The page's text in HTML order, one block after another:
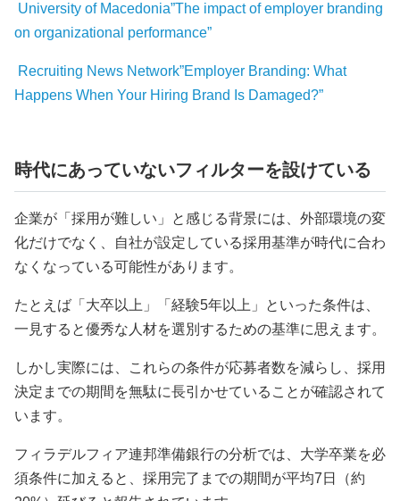
University of Macedonia”The impact of employer branding
on organizational performance”
Recruiting News Network”Employer Branding: What
Happens When Your Hiring Brand Is Damaged?”
時代にあっていないフィルターを設けている
企業が「採用が難しい」と感じる背景には、外部環境の変
化だけでなく、自社が設定している採用基準が時代に合わ
なくなっている可能性があります。
たとえば「大卒以上」「経験5年以上」といった条件は、
一見すると優秀な人材を選別するための基準に思えます。
しかし実際には、これらの条件が応募者数を減らし、採用
決定までの期間を無駄に長引かせていることが確認されて
います。
フィラデルフィア連邦準備銀行の分析では、大学卒業を必
須条件に加えると、採用完了までの期間が平均7日（約